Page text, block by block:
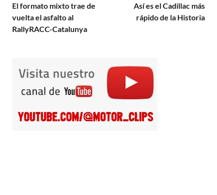
El formato mixto trae de
vuelta el asfalto al
RallyRACC-Catalunya
Así es el Cadillac más
rápido de la Historia